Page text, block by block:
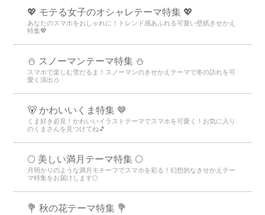
💖 モテる女子のオシャレテーマ特集 💖
あなたのスマホをおしゃれに！トレンド感あふれる可愛い壁紙きせかえ
特集💖
⛄ スノーマンテーマ特集 ⛄
スマホで楽しむ雪だるま！スノーマンのきせかえテーマで冬の訪れを可
愛く演出⛄
🐻 かわいいくま特集 🤎
くま好き必見！かわいいイラストテーマでスマホを可愛く！お気に入り
のくまさんを見つけてね🎵
🌕 美しい満月テーマ特集 🌕
月明かりのような満月モチーフでスマホを彩る！幻想的なきせかえテー
マ特集をお届けします🌕
💐 秋の花テーマ特集 💐